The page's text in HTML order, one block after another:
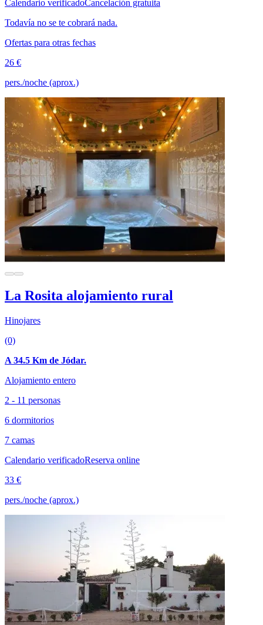
Calendario verificadoCancelación gratuita
Todavía no se te cobrará nada.
Ofertas para otras fechas
26 €
pers./noche (aprox.)
La Rosita alojamiento rural
Hinojares
(0)
A 34.5 Km de Jódar.
Alojamiento entero
2 - 11 personas
6 dormitorios
7 camas
Calendario verificadoReserva online
33 €
pers./noche (aprox.)